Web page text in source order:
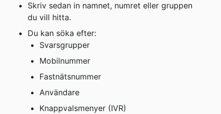
Skriv sedan in namnet, numret eller gruppen
du vill hitta.
Du kan söka efter:
Svarsgrupper
Mobilnummer
Fastnätsnummer
Användare
Knappvalsmenyer (IVR)